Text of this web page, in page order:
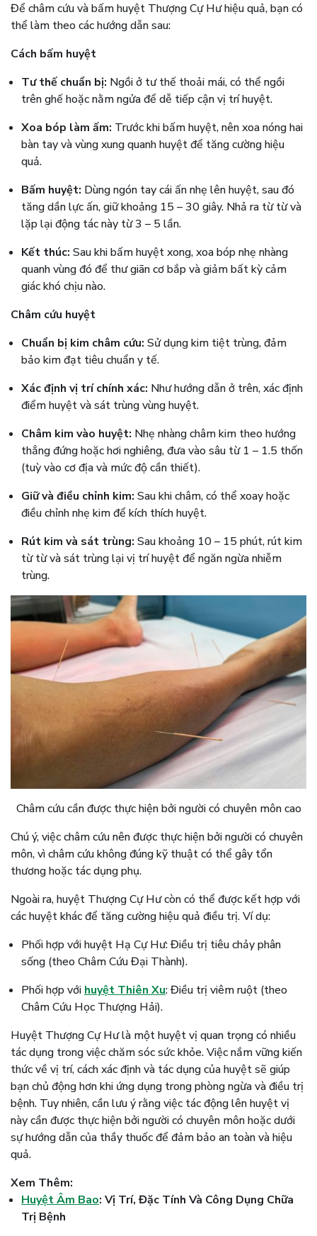
Để châm cứu và bấm huyệt Thượng Cự Hư hiệu quả, bạn có
thể làm theo các hướng dẫn sau:
Cách bấm huyệt
Tư thế chuẩn bị: Ngồi ở tư thế thoải mái, có thể ngồi
trên ghế hoặc nằm ngửa để dễ tiếp cận vị trí huyệt.
Xoa bóp làm ấm: Trước khi bấm huyệt, nên xoa nóng hai
bàn tay và vùng xung quanh huyệt để tăng cường hiệu
quả.
Bấm huyệt: Dùng ngón tay cái ấn nhẹ lên huyệt, sau đó
tăng dần lực ấn, giữ khoảng 15 – 30 giây. Nhả ra từ từ và
lặp lại động tác này từ 3 – 5 lần.
Kết thúc: Sau khi bấm huyệt xong, xoa bóp nhẹ nhàng
quanh vùng đó để thư giãn cơ bắp và giảm bất kỳ cảm
giác khó chịu nào.
Châm cứu huyệt
Chuẩn bị kim châm cứu: Sử dụng kim tiệt trùng, đảm
bảo kim đạt tiêu chuẩn y tế.
Xác định vị trí chính xác: Như hướng dẫn ở trên, xác định
điểm huyệt và sát trùng vùng huyệt.
Châm kim vào huyệt: Nhẹ nhàng châm kim theo hướng
thẳng đứng hoặc hơi nghiêng, đưa vào sâu từ 1 – 1.5 thốn
(tuỳ vào cơ địa và mức độ cần thiết).
Giữ và điều chỉnh kim: Sau khi châm, có thể xoay hoặc
điều chỉnh nhẹ kim để kích thích huyệt.
Rút kim và sát trùng: Sau khoảng 10 – 15 phút, rút kim
từ từ và sát trùng lại vị trí huyệt để ngăn ngừa nhiễm
trùng.
Châm cứu cần được thực hiện bởi người có chuyên môn cao
Chú ý, việc châm cứu nên được thực hiện bởi người có chuyên
môn, vì châm cứu không đúng kỹ thuật có thể gây tổn
thương hoặc tác dụng phụ.
Ngoài ra, huyệt Thượng Cự Hư còn có thể được kết hợp với
các huyệt khác để tăng cường hiệu quả điều trị. Ví dụ:
Phối hợp với huyệt Hạ Cự Hư: Điều trị tiêu chảy phân
sống (theo Châm Cứu Đại Thành).
Phối hợp với huyệt Thiên Xu: Điều trị viêm ruột (theo
Châm Cứu Học Thượng Hải).
Huyệt Thượng Cự Hư là một huyệt vị quan trọng có nhiều
tác dụng trong việc chăm sóc sức khỏe. Việc nắm vững kiến
thức về vị trí, cách xác định và tác dụng của huyệt sẽ giúp
bạn chủ động hơn khi ứng dụng trong phòng ngừa và điều trị
bệnh. Tuy nhiên, cần lưu ý rằng việc tác động lên huyệt vị
này cần được thực hiện bởi người có chuyên môn hoặc dưới
sự hướng dẫn của thầy thuốc để đảm bảo an toàn và hiệu
quả.
Xem Thêm:
Huyệt Âm Bao: Vị Trí, Đặc Tính Và Công Dụng Chữa
Trị Bệnh